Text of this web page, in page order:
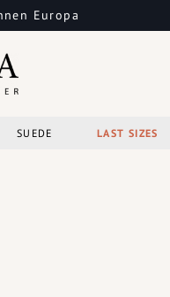
Europa
SUEDE LAST SIZES